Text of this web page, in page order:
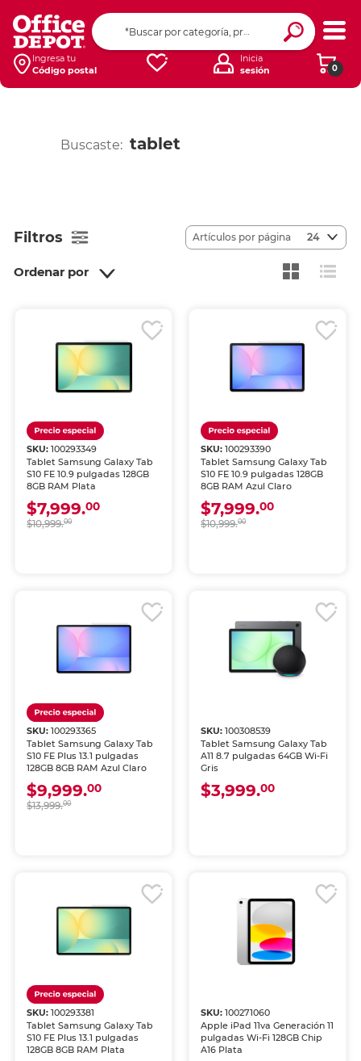
Ingresa tu
Código postal
0
Inicia
sesión
Buscaste: tablet
Filtros
Ordenar por
Artículos por página 24
SKU:100293349
Tablet Samsung Galaxy Tab
S10 FE 10.9 pulgadas 128GB
8GB RAM Plata
$7,999.00
$10,999.00
SKU: 100293390
Tablet Samsung Galaxy Tab
S10 FE 10.9 pulgadas 128GB
8GB RAM Azul Claro
$7,999.00
$10,999.00
SKU:100293365
Tablet Samsung Galaxy Tab
S10 FE Plus 13.1 pulgadas
128GB 8GB RAM Azul Claro
$9,999.00
$13,999.00
SKU: 100308539
Tablet Samsung Galaxy Tab
A11 8.7 pulgadas 64GB Wi-Fi
Gris
$3,999.00
SKU:100293381
Tablet Samsung Galaxy Tab
S10 FE Plus 13.1 pulgadas
128GB 8GB RAM Plata
SKU: 100271060
Apple iPad 11va Generación 11
pulgadas Wi-Fi 128GB Chip
A16 Plata